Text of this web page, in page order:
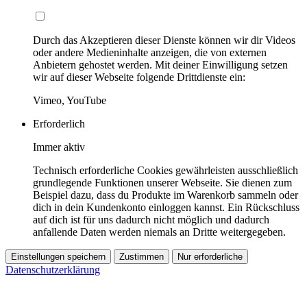
Durch das Akzeptieren dieser Dienste können wir dir Videos
oder andere Medieninhalte anzeigen, die von externen
Anbietern gehostet werden. Mit deiner Einwilligung setzen
wir auf dieser Webseite folgende Drittdienste ein:
Vimeo, YouTube
Erforderlich
Immer aktiv
Technisch erforderliche Cookies gewährleisten ausschließlich
grundlegende Funktionen unserer Webseite. Sie dienen zum
Beispiel dazu, dass du Produkte im Warenkorb sammeln oder
dich in dein Kundenkonto einloggen kannst. Ein Rückschluss
auf dich ist für uns dadurch nicht möglich und dadurch
anfallende Daten werden niemals an Dritte weitergegeben.
Einstellungen speichern Zustimmen Nur erforderliche
Datenschutzerklärung